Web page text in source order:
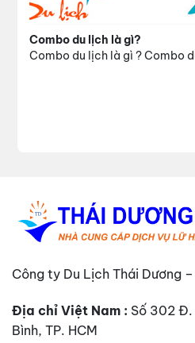
Combo du lịch là gì?
Combo du lịch là gì ? Combo
Công ty Du Lịch Thái Dương
Địa chỉ Việt Nam : Số 302 Đ.
Bình, TP. HCM